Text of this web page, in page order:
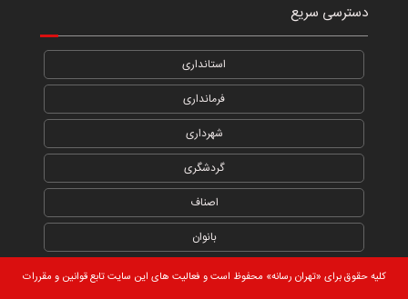
دسترسی سریع
استانداری
فرمانداری
شهرداری
گردشگری
اصناف
بانوان
کلیه حقوق برای «تهران رسانه» محفوظ است و فعالیت های این سایت تابع قوانین و مقررات